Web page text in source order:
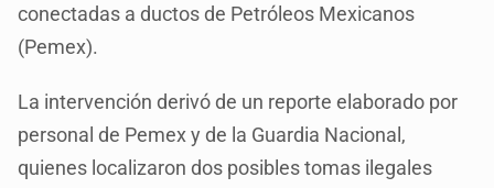
conectadas a ductos de Petróleos Mexicanos
(Pemex).
La intervención derivó de un reporte elaborado por
personal de Pemex y de la Guardia Nacional,
quienes localizaron dos posibles tomas ilegales